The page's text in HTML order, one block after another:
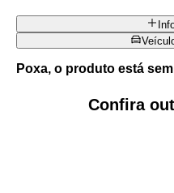
Poxa, o produto está
Confira